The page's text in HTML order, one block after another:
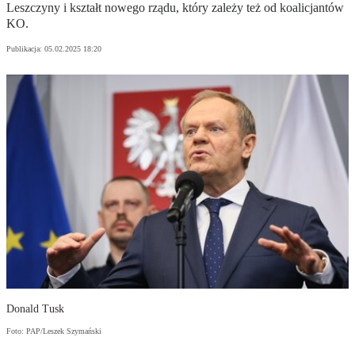
Leszczyny i kształt nowego rządu, który zależy też od koalicjantów
KO.
Publikacja: 05.02.2025 18:20
Donald Tusk
Foto: PAP/Leszek Szymański